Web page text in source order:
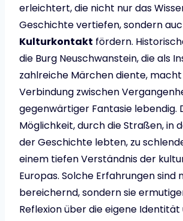
erleichtert, die nicht nur das
Geschichte vertiefen, sondern
Kulturkontakt fördern.
die Burg Neuschwanstein, die als
zahlreiche Märchen diente,
Verbindung zwischen
gegenwärtiger Fantasie lebendig.
Möglichkeit, durch die Straßen, in
der Geschichte lebten, zu
einem tiefen Verständnis der
Europas. Solche Erfahrungen sind
bereichernd, sondern sie
Reflexion über die eigene Identität